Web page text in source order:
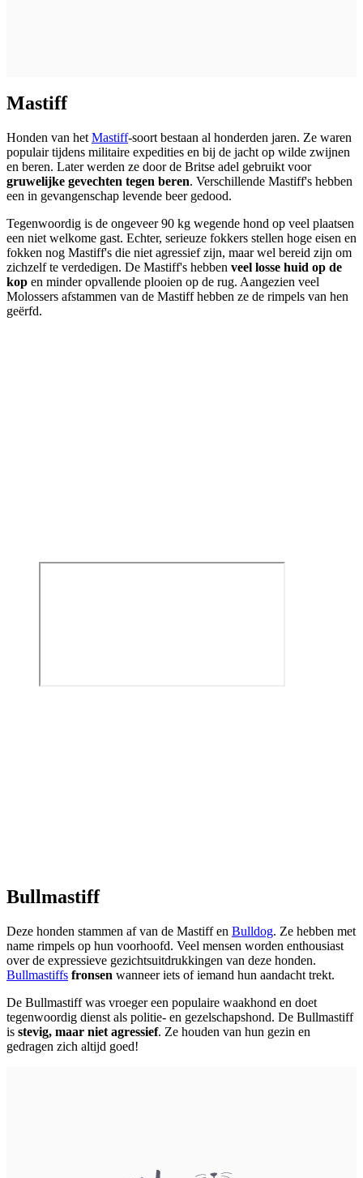
Mastiff
Honden van het Mastiff-soort bestaan al honderden jaren. Ze waren
populair tijdens militaire expedities en bij de jacht op wilde zwijnen
en beren. Later werden ze door de Britse adel gebruikt voor
gruwelijke gevechten tegen beren. Verschillende Mastiff's hebben
een in gevangenschap levende beer gedood.
Tegenwoordig is de ongeveer 90 kg wegende hond op veel plaatsen
een niet welkome gast. Echter, serieuze fokkers stellen hoge eisen en
fokken nog Mastiff's die niet agressief zijn, maar wel bereid zijn om
zichzelf te verdedigen. De Mastiff's hebben veel losse huid op de
kop en minder opvallende plooien op de rug. Aangezien veel
Molossers afstammen van de Mastiff hebben ze de rimpels van hen
geërfd.
Bullmastiff
Deze honden stammen af van de Mastiff en Bulldog. Ze hebben met
name rimpels op hun voorhoofd. Veel mensen worden enthousiast
over de expressieve gezichtsuitdrukkingen van deze honden.
Bullmastiffs fronsen wanneer iets of iemand hun aandacht trekt.
De Bullmastiff was vroeger een populaire waakhond en doet
tegenwoordig dienst als politie- en gezelschapshond. De Bullmastiff
is stevig, maar niet agressief. Ze houden van hun gezin en
gedragen zich altijd goed!